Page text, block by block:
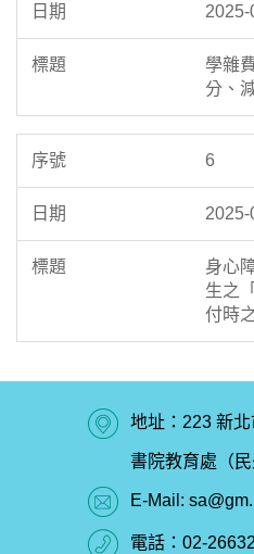
2025-
學雜
分、
6
2025-
身心
生之
付時
地址：223 新
書院教育處（民
E-Mail:
電話： 02-